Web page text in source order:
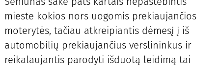
mieste kokios nors uogomis prekiaujančios
moterytės, tačiau atkreipiantis dėmesį į iš
automobilių prekiaujančius verslininkus ir
reikalaujantis parodyti išduotą leidimą tai